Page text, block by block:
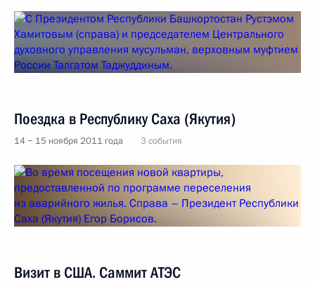
Поездка в Республику Саха (Якутия)
14 − 15 ноября 2011 года 3 события
Визит в США. Саммит АТЭС